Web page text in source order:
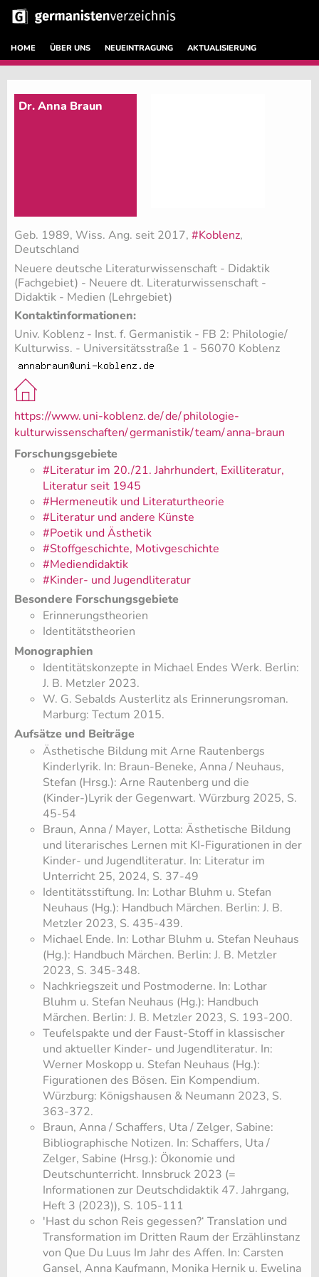
HOME ÜBER UNS NEUEINTRAGUNG AKTUALISIERUNG
Dr. Anna Braun
Geb. 1989, Wiss. Ang. seit 2017, #Koblenz,
Deutschland
Neuere deutsche Literaturwissenschaft - Didaktik
(Fachgebiet) - Neuere dt. Literaturwissenschaft -
Didaktik - Medien (Lehrgebiet)
Kontaktinformationen:
Univ. Koblenz - Inst. f. Germanistik - FB 2: Philologie/
Kulturwiss. - Universitätsstraße 1 - 56070 Koblenz
https://www.uni-koblenz.de/de/philologie-
kulturwissenschaften/germanistik/team/anna-braun
Forschungsgebiete
#Literatur im 20./21. Jahrhundert, Exilliteratur,
Literatur seit 1945
#Hermeneutik und Literaturtheorie
#Literatur und andere Künste
#Poetik und Ästhetik
#Stoffgeschichte, Motivgeschichte
#Mediendidaktik
#Kinder- und Jugendliteratur
Besondere Forschungsgebiete
Erinnerungstheorien
Identitätstheorien
Monographien
Identitätskonzepte in Michael Endes Werk. Berlin:
J. B. Metzler 2023.
W. G. Sebalds Austerlitz als Erinnerungsroman.
Marburg: Tectum 2015.
Aufsätze und Beiträge
​Ästhetische Bildung mit Arne Rautenbergs
Kinderlyrik. In: Braun-Beneke, Anna / Neuhaus,
Stefan (Hrsg.): Arne Rautenberg und die
(Kinder-)Lyrik der Gegenwart. Würzburg 2025, S.
45-54
​Braun, Anna / Mayer, Lotta: Ästhetische Bildung
und literarisches Lernen mit KI-Figurationen in der
Kinder- und Jugendliteratur. In: Literatur im
Unterricht 25, 2024, S. 37-49
Identitätsstiftung. In: Lothar Bluhm u. Stefan
Neuhaus (Hg.): Handbuch Märchen. Berlin: J. B.
Metzler 2023, S. 435-439.
Michael Ende. In: Lothar Bluhm u. Stefan Neuhaus
(Hg.): Handbuch Märchen. Berlin: J. B. Metzler
2023, S. 345-348.
Nachkriegszeit und Postmoderne. In: Lothar
Bluhm u. Stefan Neuhaus (Hg.): Handbuch
Märchen. Berlin: J. B. Metzler 2023, S. 193-200.
Teufelspakte und der Faust-Stoff in klassischer
und aktueller Kinder- und Jugendliteratur. In:
Werner Moskopp u. Stefan Neuhaus (Hg.):
Figurationen des Bösen. Ein Kompendium.
Würzburg: Königshausen & Neumann 2023, S.
363-372.
​Braun, Anna / Schaffers, Uta / Zelger, Sabine:
Bibliographische Notizen. In: Schaffers, Uta /
Zelger, Sabine (Hrsg.): Ökonomie und
Deutschunterricht. Innsbruck 2023 (=
Informationen zur Deutschdidaktik 47. Jahrgang,
Heft 3 (2023)), S. 105-111
'Hast du schon Reis gegessen?‘ Translation und
Transformation im Dritten Raum der Erzählinstanz
von Que Du Luus Im Jahr des Affen. In: Carsten
Gansel, Anna Kaufmann, Monika Hernik u. Ewelina